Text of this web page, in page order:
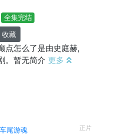
全集完结
收藏
点怎么了是由史庭赫,
。暂无简介 更多
尾游魂
正片